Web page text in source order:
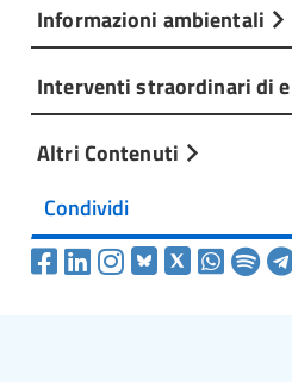
Informazioni ambientali
Interventi straordinari di
Altri Contenuti
Condividi